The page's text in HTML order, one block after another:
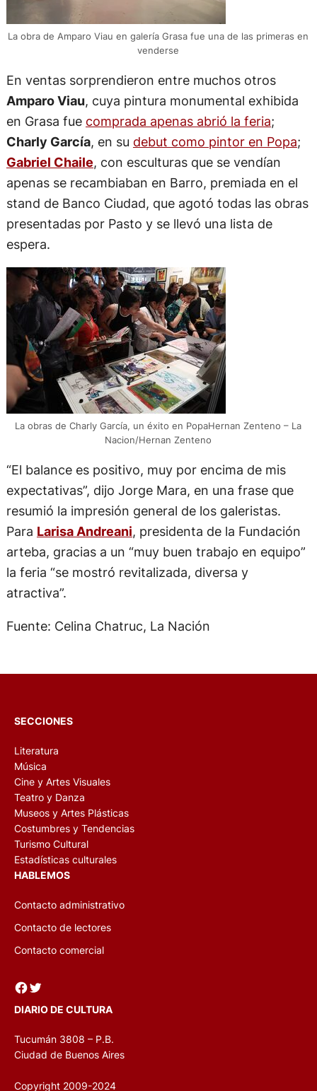
La obra de Amparo Viau en galería Grasa fue una de las primeras en
venderse
En ventas sorprendieron entre muchos otros
Amparo Viau, cuya pintura monumental exhibida
en Grasa fue comprada apenas abrió la feria;
Charly García, en su debut como pintor en Popa;
Gabriel Chaile, con esculturas que se vendían
apenas se recambiaban en Barro, premiada en el
stand de Banco Ciudad, que agotó todas las obras
presentadas por Pasto y se llevó una lista de
espera.
La obras de Charly García, un éxito en PopaHernan Zenteno – La
Nacion/Hernan Zenteno
“El balance es positivo, muy por encima de mis
expectativas”, dijo Jorge Mara, en una frase que
resumió la impresión general de los galeristas.
Para Larisa Andreani, presidenta de la Fundación
arteba, gracias a un “muy buen trabajo en equipo”
la feria “se mostró revitalizada, diversa y
atractiva”.
Fuente: Celina Chatruc, La Nación
SECCIONES
Literatura
Música
Cine y Artes Visuales
Teatro y Danza
Museos y Artes Plásticas
Costumbres y Tendencias
Turismo Cultural
Estadísticas culturales
HABLEMOS
Contacto administrativo
Contacto de lectores
Contacto comercial
Facebook Twitter
DIARIO DE CULTURA
Tucumán 3808 – P.B.
Ciudad de Buenos Aires
Copyright 2009-2024